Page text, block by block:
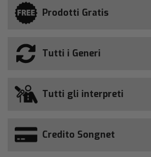
Prodotti Gratis
Tutti i Generi
Tutti gli interpreti
Credito Songnet